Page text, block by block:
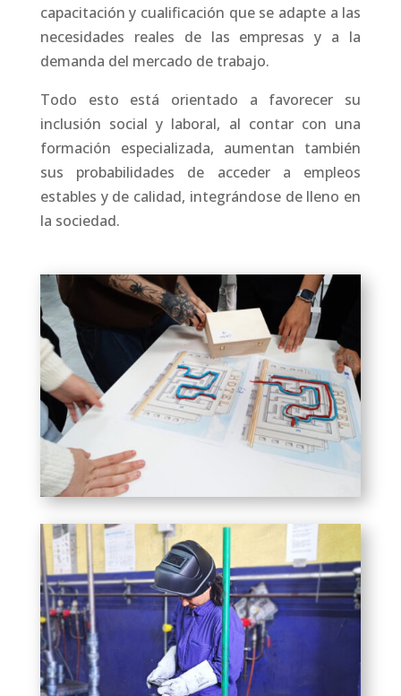
capacitación y cualificación que se adapte a las
necesidades reales de las empresas y a la
demanda del mercado de trabajo.
Todo esto está orientado a favorecer su
inclusión social y laboral, al contar con una
formación especializada, aumentan también
sus probabilidades de acceder a empleos
estables y de calidad, integrándose de lleno en
la sociedad.